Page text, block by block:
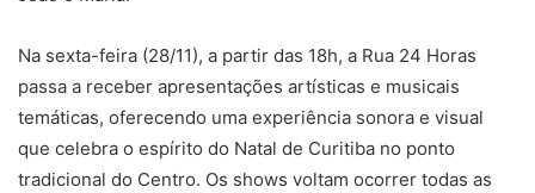
Na sexta-feira (28/11), a partir das 18h, a Rua 24 Horas
passa a receber apresentações artísticas e musicais
temáticas, oferecendo uma experiência sonora e visual
que celebra o espírito do Natal de Curitiba no ponto
tradicional do Centro. Os shows voltam ocorrer todas as